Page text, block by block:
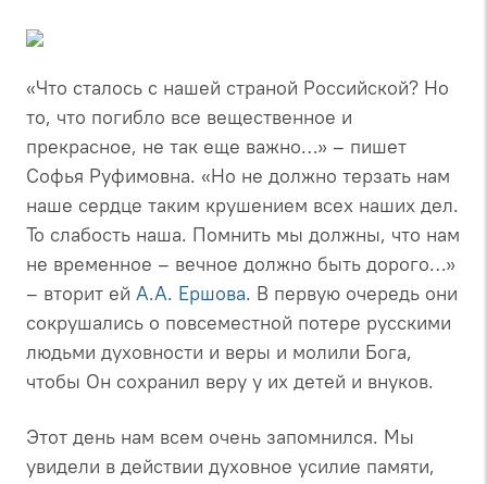
«Что сталось с нашей страной Российской? Но
то, что погибло все вещественное и
прекрасное, не так еще важно…» – пишет
Софья Руфимовна. «Но не должно терзать нам
наше сердце таким крушением всех наших дел.
То слабость наша. Помнить мы должны, что нам
не временное – вечное должно быть дорого…»
– вторит ей А.А. Ершова. В первую очередь они
сокрушались о повсеместной потере русскими
людьми духовности и веры и молили Бога,
чтобы Он сохранил веру у их детей и внуков.
Этот день нам всем очень запомнился. Мы
увидели в действии духовное усилие памяти,